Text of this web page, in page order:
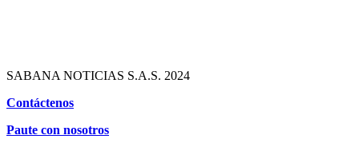
SABANA NOTICIAS S.A.S. 2024
Contáctenos
Paute con nosotros